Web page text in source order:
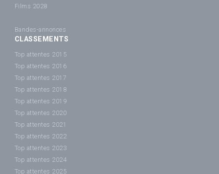
Films 2028
Bandes-annonces
CLASSEMENTS
Top attentes 2015
Top attentes 2016
Top attentes 2017
Top attentes 2018
Top attentes 2019
Top attentes 2020
Top attentes 2021
Top attentes 2022
Top attentes 2023
Top attentes 2024
Top attentes 2025